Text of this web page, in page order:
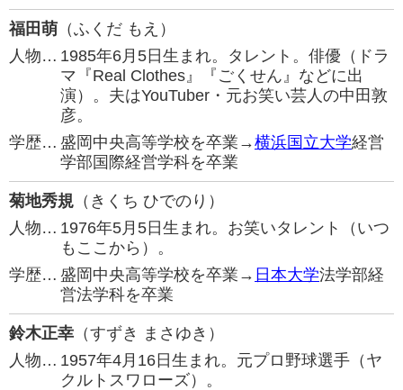
福田萌 （ふくだ もえ）
人物… 1985年6月5日生まれ。タレント。俳優（ドラ
マ『Real Clothes』『ごくせん』などに出
演）。夫はYouTuber・元お笑い芸人の中田敦
彦。
学歴… 盛岡中央高等学校を卒業→横浜国立大学経営
学部国際経営学科を卒業
菊地秀規 （きくち ひでのり）
人物… 1976年5月5日生まれ。お笑いタレント（いつ
もここから）。
学歴… 盛岡中央高等学校を卒業→ 日本大学法学部経
営法学科を卒業
鈴木正幸 （すずき まさゆき）
人物… 1957年4月16日生まれ。元プロ野球選手（ヤ
クルトスワローズ）。